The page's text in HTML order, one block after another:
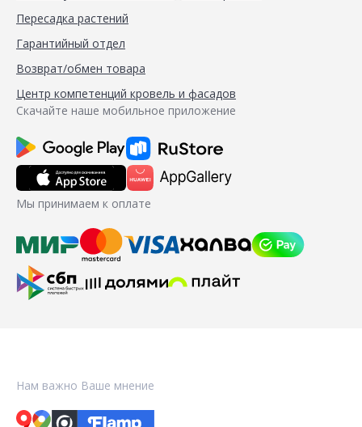
Пересадка растений
Гарантийный отдел
Возврат/обмен товара
Центр компетенций кровель и фасадов
Скачайте наше мобильное приложение
Мы принимаем к оплате
Нам важно Ваше мнение